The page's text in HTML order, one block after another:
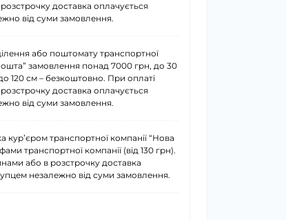
доставка оплачується
від суми замовлення.
або поштомату транспортної
замовлення понад 7000 грн, до 30
120 см – безкоштовно. При оплаті
доставка оплачується
від суми замовлення.
курʼєром транспортної компанії “Нова
транспортної компанії (від 130 грн).
або в розстрочку доставка
незалежно від суми замовлення.